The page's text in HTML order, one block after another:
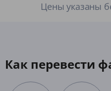
Цены указаны
Как перевести